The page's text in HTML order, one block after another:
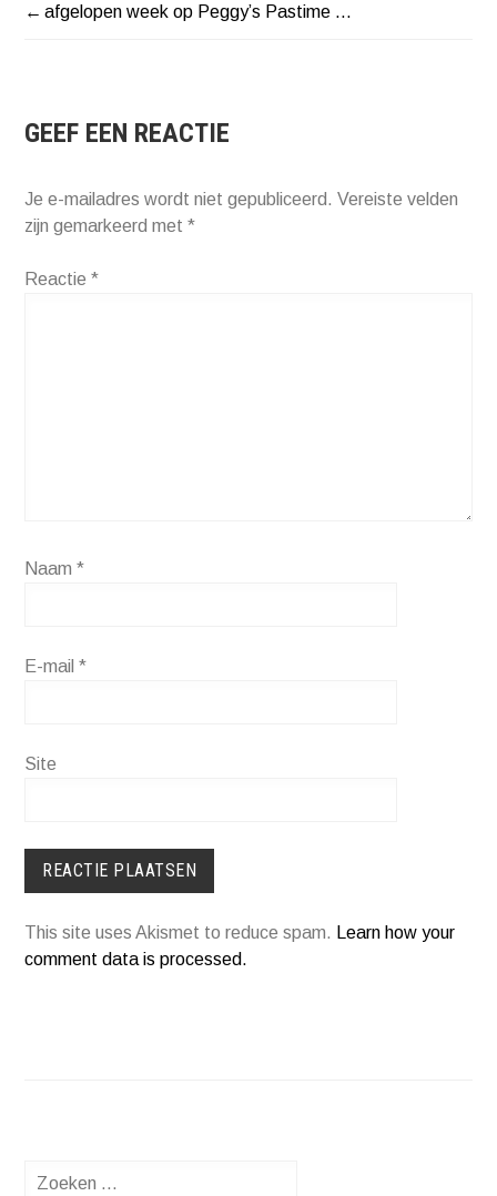
BERICHT
afgelopen week op Peggy’s Pastime …
GEEF EEN REACTIE
Je e-mailadres wordt niet gepubliceerd. Vereiste velden
zijn gemarkeerd met*
Reactie*
Naam*
E-mail*
Site
This site uses Akismet to reduce spam. Learn how your
comment data is processed.
Zoeken